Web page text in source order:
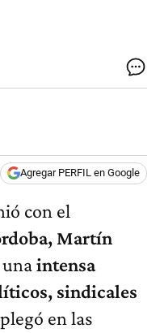
Agregar PERFIL en Google
con el
Martín
intensa
sindicales
en las